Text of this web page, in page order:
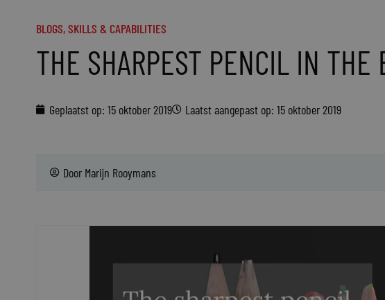
BLOGS,SKILLS & CAPABILITIES
THE SHARPEST PENCIL IN THE
Geplaatst op: 15 oktober 2019 Laatst aangepast op: 15 oktober 2019
Door Marijn Rooymans